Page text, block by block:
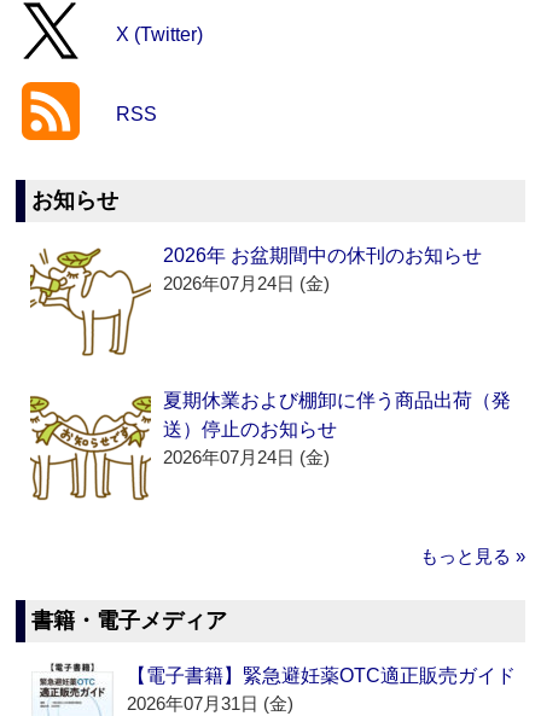
X (Twitter)
RSS
お知らせ
2026年 お盆期間中の休刊のお知らせ
2026年07月24日 (金)
夏期休業および棚卸に伴う商品出荷（発
送）停止のお知らせ
2026年07月24日 (金)
もっと見る »
書籍・電子メディア
【電子書籍】緊急避妊薬OTC適正販売ガイド
2026年07月31日 (金)